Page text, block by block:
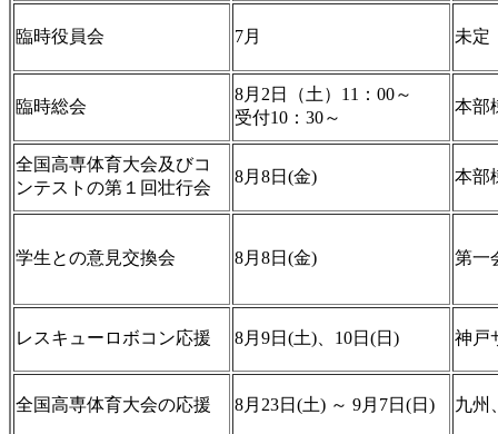
臨時役員会 7月 未定
臨時総会
8月2日（土）11：00～
受付10：30～
本部
全国高専体育大会及びコ
ンテストの第１回壮行会
8月8日(金) 本部
学生との意見交換会 8月8日(金) 第一
レスキューロボコン応援 8月9日(土)、10日(日) 神戸
全国高専体育大会の応援 8月23日(土) ～ 9月7日(日) 九州